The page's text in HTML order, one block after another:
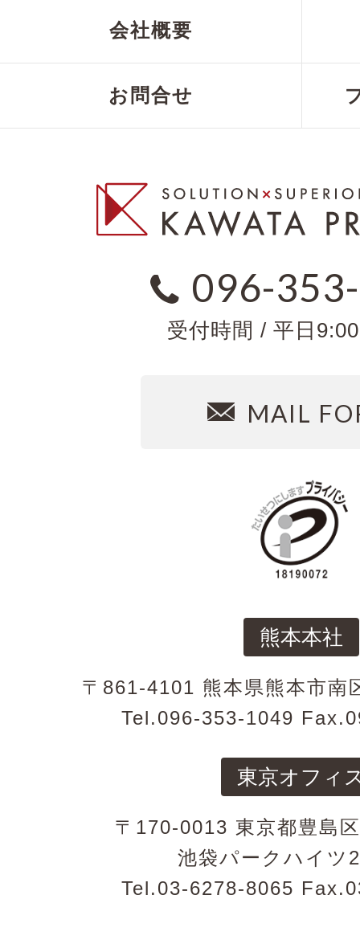
会社概要
お問合せ
096-
受付時間 / 平日
MAIL
熊本本社
〒861-4101 熊本県熊本市南
Tel.096-353-1049
東京オフィ
〒170-0013 東京都豊島
池袋パークハイツ
Tel.03-6278-8065